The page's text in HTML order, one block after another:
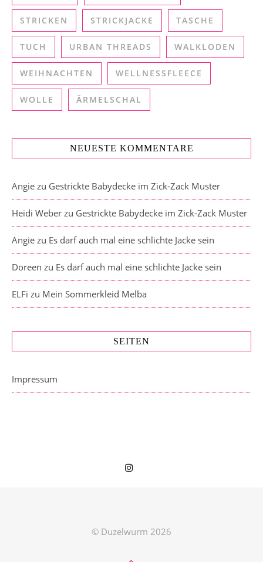
STRICKEN STRICKJACKE TASCHE
TUCH URBAN THREADS WALKLODEN
WEIHNACHTEN WELLNESSFLEECE
WOLLE ÄRMELSCHAL
NEUESTE KOMMENTARE
Angie zu Gestrickte Babydecke im Zick-Zack Muster
Heidi Weber zu Gestrickte Babydecke im Zick-Zack Muster
Angie zu Es darf auch mal eine schlichte Jacke sein
Doreen zu Es darf auch mal eine schlichte Jacke sein
ELFi zu Mein Sommerkleid Melba
SEITEN
Impressum
© Duzelwurm 2026